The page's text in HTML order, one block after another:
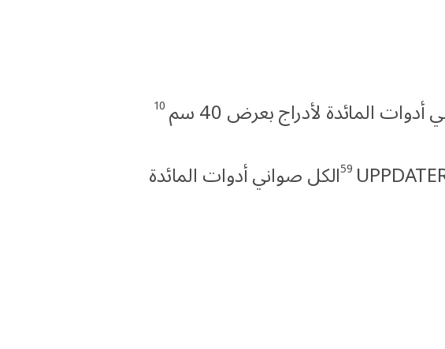
أدوات المائدة لأدراج بعرض 40 سم 10
59الكل صواني أدوات المائدة